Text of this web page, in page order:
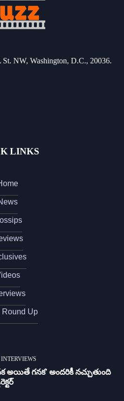
St. NW, Washington, D.C., 20036.
LINKS
Round Up
INTERVIEWS
అయితే గ‌న‌క‌’ అందరికీ నచ్చుతుంది